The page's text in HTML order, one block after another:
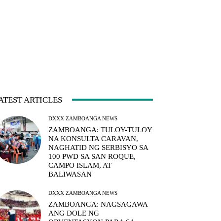
ARTICLES
DXXX ZAMBOANGA NEWS
ZAMBOANGA: TULOY-TULOY
NA KONSULTA CARAVAN,
NAGHATID NG SERBISYO SA
100 PWD SA SAN ROQUE,
CAMPO ISLAM, AT
BALIWASAN
DXXX ZAMBOANGA NEWS
ZAMBOANGA: NAGSAGAWA
ANG DOLE NG